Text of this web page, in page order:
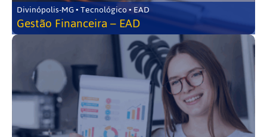
Divinópolis-MG • Tecnológico • EAD
Gestão Financeira – EAD